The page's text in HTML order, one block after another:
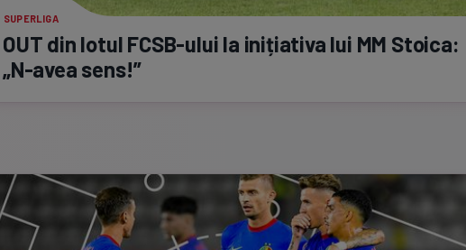
SUPERLIGA
OUT din lotul FCSB-ului la inițiativa lui MM Stoica:
„N-avea sens!”